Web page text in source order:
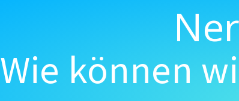
Wie können